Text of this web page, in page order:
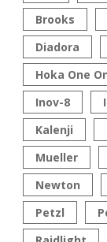
Brooks
Diadora
Hoka One
Inov-8
Kalenji
Mueller
Newton
Petzl